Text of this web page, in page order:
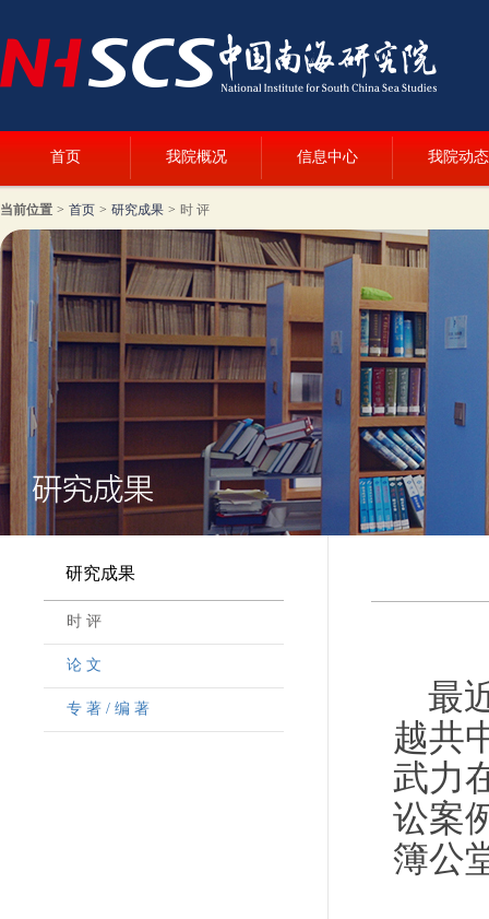
首页 我院概况 信息中心 我院动态
当前位置 > 首页 > 研究成果 > 时 评
研究成果
时 评
论 文
专 著 / 编 著
最
越共
武力
讼案
簿公